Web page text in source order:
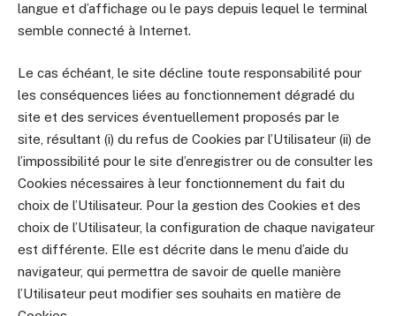
langue et d’affichage ou le pays depuis lequel le terminal
semble connecté à Internet.
Le cas échéant, le site décline toute responsabilité pour
les conséquences liées au fonctionnement dégradé du
site et des services éventuellement proposés par le
site, résultant (i) du refus de Cookies par l’Utilisateur (ii) de
l’impossibilité pour le site d’enregistrer ou de consulter les
Cookies nécessaires à leur fonctionnement du fait du
choix de l’Utilisateur. Pour la gestion des Cookies et des
choix de l’Utilisateur, la configuration de chaque navigateur
est différente. Elle est décrite dans le menu d’aide du
navigateur, qui permettra de savoir de quelle manière
l’Utilisateur peut modifier ses souhaits en matière de